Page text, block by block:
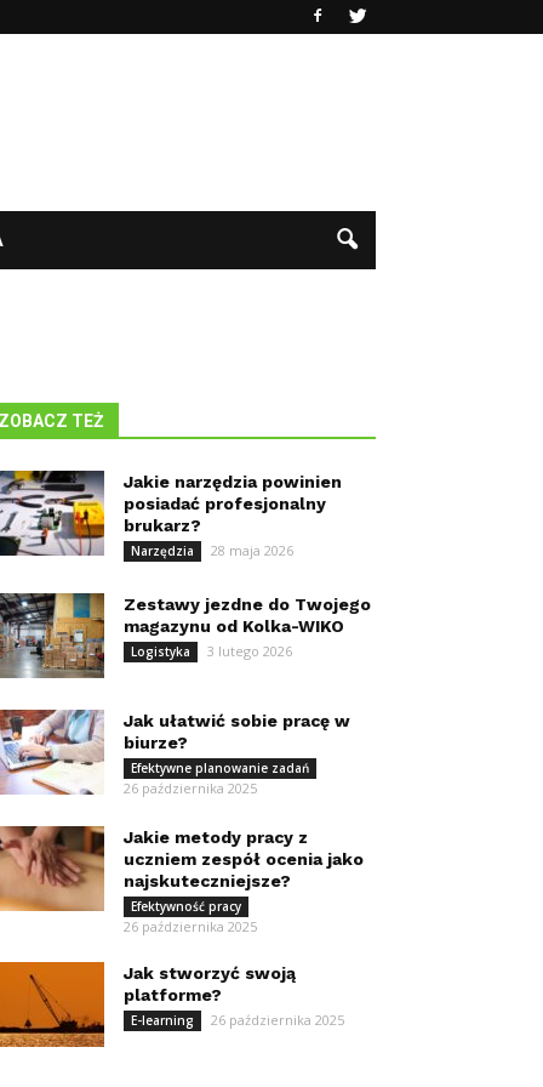
ZOBACZ TEŻ
Jakie narzędzia powinien
posiadać profesjonalny
brukarz?
Narzędzia 28 maja 2026
Zestawy jezdne do Twojego
magazynu od Kolka-WIKO
Logistyka 3 lutego 2026
Jak ułatwić sobie pracę w
biurze?
Efektywne planowanie zadań
26 października 2025
Jakie metody pracy z
uczniem zespół ocenia jako
najskuteczniejsze?
Efektywność pracy
26 października 2025
Jak stworzyć swoją
platforme?
E-learning 26 października 2025